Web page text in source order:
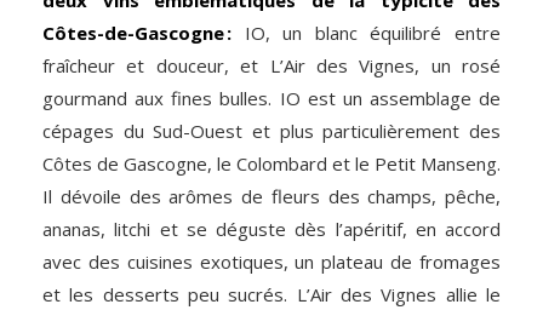
Côtes-de-Gascogne : IO, un blanc équilibré entre
fraîcheur et douceur, et L’Air des Vignes, un rosé
gourmand aux fines bulles. IO est un assemblage de
cépages du Sud-Ouest et plus particulièrement des
Côtes de Gascogne, le Colombard et le Petit Manseng.
Il dévoile des arômes de fleurs des champs, pêche,
ananas, litchi et se déguste dès l’apéritif, en accord
avec des cuisines exotiques, un plateau de fromages
et les desserts peu sucrés. L’Air des Vignes allie le